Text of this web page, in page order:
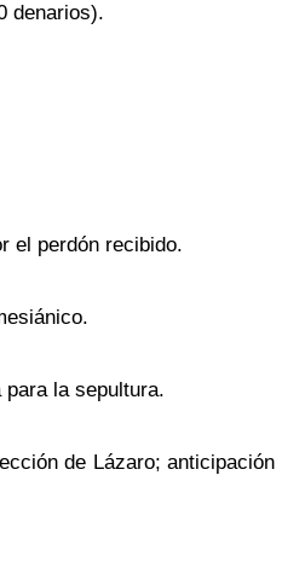
denarios).
el perdón recibido.
la sepultura.
de Lázaro; anticipación